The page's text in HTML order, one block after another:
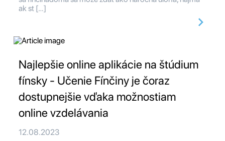
ak st […]
Najlepšie online aplikácie na štúdium
fínsky - Učenie Fínčiny je čoraz
dostupnejšie vďaka možnostiam
online vzdelávania
12.08.2023